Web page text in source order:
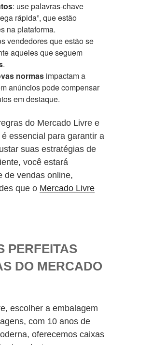
: use palavras-chave
rápida”, que estão
na plataforma.
vendedores que estão se
aqueles que seguem
.
normas impactam a
anúncios pode compensar
em destaque.
do Mercado Livre e
é essencial para garantir a
suas estratégias de
você estará
de vendas online,
que o Mercado Livre
PERFEITAS
DO MERCADO
escolher a embalagem
com 10 anos de
oferecemos caixas